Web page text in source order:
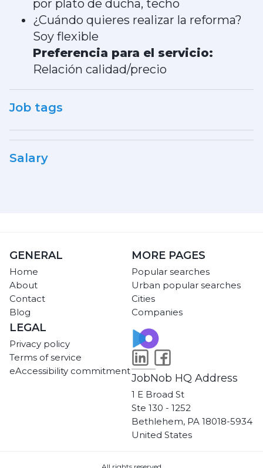
por plato de ducha, techo
¿Cuándo quieres realizar la reforma?
Soy flexible
Preferencia para el servicio:
Relación calidad/precio
Job tags
Salary
GENERAL
Home
About
Contact
Blog
MORE PAGES
Popular searches
Urban popular searches
Cities
Companies
LEGAL
Privacy policy
Terms of service
eAccessibility commitment
JobNob HQ Address
1 E Broad St
Ste 130 - 1252
Bethlehem, PA 18018-5934
United States